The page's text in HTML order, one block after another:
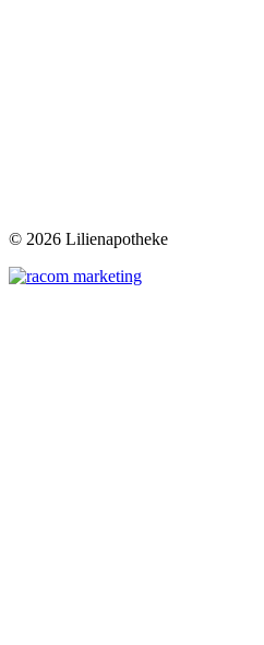
© 2026 Lilienapotheke